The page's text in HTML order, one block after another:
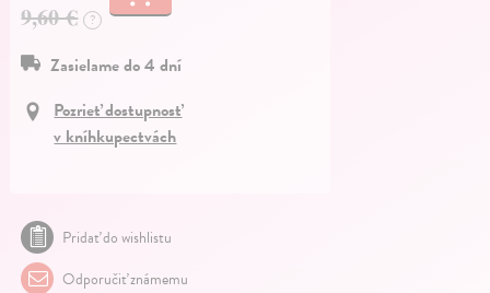
9,60 € ?
Zasielame do 4 dní
Pozrieť dostupnosť
v kníhkupectvách
Pridať do wishlistu
Odporučiť známemu